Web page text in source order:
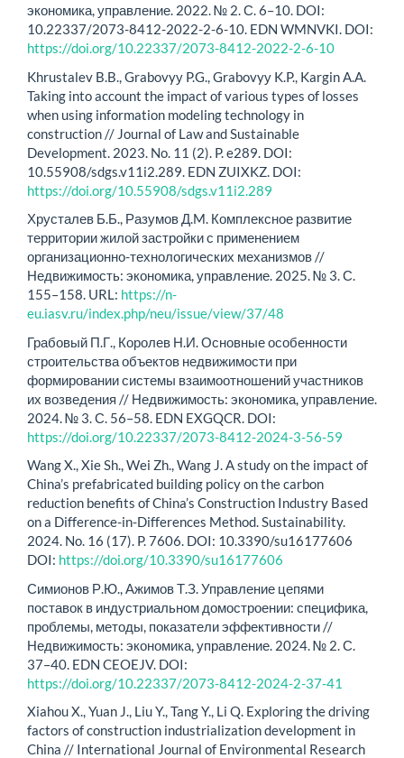
экономика, управление. 2022. № 2. С. 6–10. DOI:
10.22337/2073-8412-2022-2-6-10. EDN WMNVKI. DOI:
https://doi.org/10.22337/2073-8412-2022-2-6-10
Khrustalev B.B., Grabovyу P.G., Grabovyу K.P., Kargin A.A.
Taking into account the impact of various types of losses
when using information modeling technology in
construction // Journal of Law and Sustainable
Development. 2023. No. 11 (2). P. e289. DOI:
10.55908/sdgs.v11i2.289. EDN ZUIXKZ. DOI:
https://doi.org/10.55908/sdgs.v11i2.289
Хрусталев Б.Б., Разумов Д.M. Комплексное развитие
территории жилой застройки с применением
организационно-технологических механизмов //
Недвижимость: экономика, управление. 2025. № 3. С.
155–158. URL: https://n-
eu.iasv.ru/index.php/neu/issue/view/37/48
Грабовый П.Г., Королев Н.И. Основные особенности
строительства объектов недвижимости при
формировании системы взаимоотношений участников
их возведения // Недвижимость: экономика, управление.
2024. № 3. С. 56–58. EDN EXGQCR. DOI:
https://doi.org/10.22337/2073-8412-2024-3-56-59
Wang X., Xie Sh., Wei Zh., Wang J. A study on the impact of
China’s prefabricated building policy on the carbon
reduction benefits of China’s Construction Industry Based
on a Difference-in-Differences Method. Sustainability.
2024. No. 16 (17). P. 7606. DOI: 10.3390/su16177606
DOI: https://doi.org/10.3390/su16177606
Симионов Р.Ю., Ажимов Т.З. Управление цепями
поставок в индустриальном домостроении: специфика,
проблемы, методы, показатели эффективности //
Недвижимость: экономика, управление. 2024. № 2. С.
37–40. EDN CEOEJV. DOI:
https://doi.org/10.22337/2073-8412-2024-2-37-41
Xiahou X., Yuan J., Liu Y., Tang Y., Li Q. Exploring the driving
factors of construction industrialization development in
China // International Journal of Environmental Research